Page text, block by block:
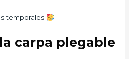
temporales
carpa plegable